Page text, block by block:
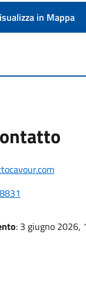
in Mappa
: 3 giugno 2026,